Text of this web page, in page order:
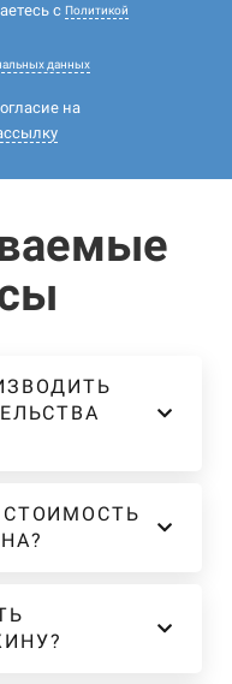
с Политикой
данных
на